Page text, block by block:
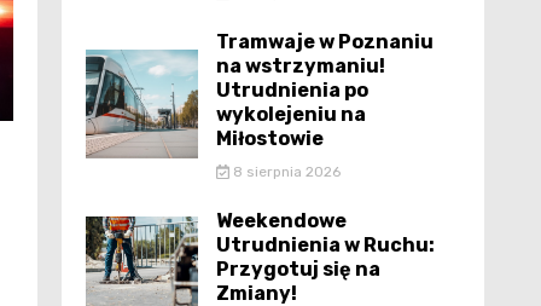
Tramwaje w Poznaniu
na wstrzymaniu!
Utrudnienia po
wykolejeniu na
Miłostowie
8 sierpnia 2026
Weekendowe
Utrudnienia w Ruchu:
Przygotuj się na
Zmiany!